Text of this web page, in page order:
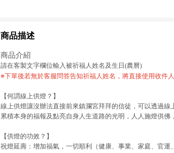
商品描述
商品介紹
請在客製文字欄位輸入被祈福人姓名及生日(農曆)
※下單後若無於客服問答告知祈福人姓名，將直接使用收件
【何謂線上供燈？】
線上供燈讓沒辦法直接前來鎮瀾宮拜拜的信徒，可以透過線
累積本身的福報及點亮自身人生道路的光明，人人施燈供
【供燈的功效？】
祝燈延壽：增加福氣，一切順利（健康、事業、家庭、官運